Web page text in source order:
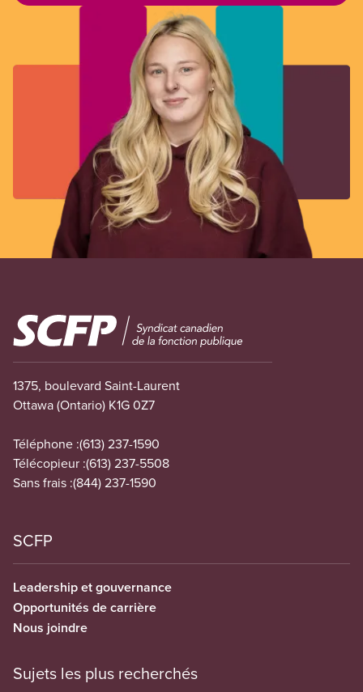
Image
1375, boulevard Saint-Laurent
Ottawa (Ontario) K1G 0Z7
Téléphone :(613) 237-1590
Télécopieur :(613) 237-5508
Sans frais :(844) 237-1590
SCFP
Leadership et gouvernance
Opportunités de carrière
Nous joindre
Sujets les plus recherchés